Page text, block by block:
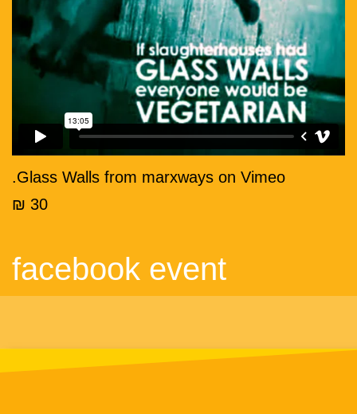
Glass Walls from marxways on Vimeo
.
30 ₪
facebook event